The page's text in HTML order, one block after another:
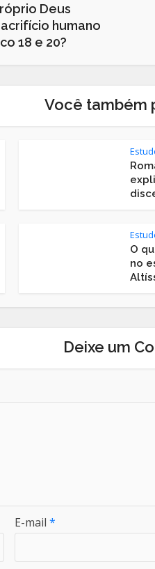
Deus
humano
18 e 20?
Você também
O
no
Deixe um
E-mail *